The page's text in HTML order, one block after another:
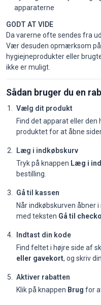
apparaterne
GODT AT VIDE
Da varerne ofte sendes fra
Vær desuden opmærksom
hygiejneprodukter eller
ikke er muligt.
Sådan bruger du en
Vælg dit produkt
Find det apparat eller den
produktet for at åbne
Læg i indkøbskurv
Tryk på knappen Læg i
bestilling.
Gå til kassen
Når indkøbskurven åbner
med teksten Gå til
Indtast din kode
Find feltet i højre side af
eller gavekort, og skriv
Aktiver rabatten
Klik på knappen Brug for